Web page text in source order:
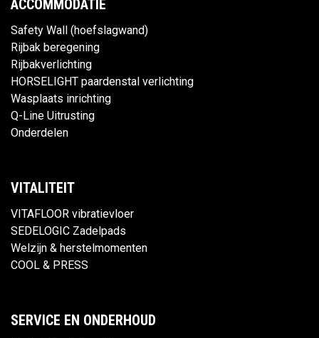
ACCOMMODATIE
Safety Wall (hoefslagwand)
Rijbak beregening
Rijbakverlichting
HORSELIGHT paardenstal verlichting
Wasplaats inrichting
Q-Line Uitrusting
Onderdelen
VITALITEIT
VITAFLOOR vibratievloer
SEDELOGIC Zadelpads
Welzijn & herstelmomenten
COOL & PRESS
SERVICE EN ONDERHOUD